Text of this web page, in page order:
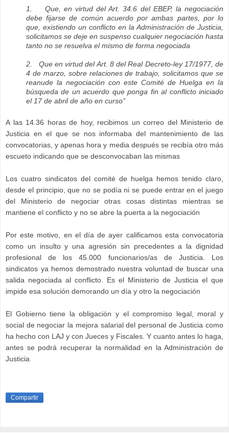
1. Que, en virtud del Art. 34.6 del EBEP, la negociación
debe fijarse de común acuerdo por ambas partes, por lo
que, existiendo un conflicto en la Administración de Justicia,
solicitamos se deje en suspenso cualquier negociación hasta
tanto no se resuelva el mismo de forma negociada
2. Que en virtud del Art. 8 del Real Decreto-ley 17/1977, de
4 de marzo, sobre relaciones de trabajo, solicitamos que se
reanude la negociación con este Comité de Huelga en la
búsqueda de un acuerdo que ponga fin al conflicto iniciado
el 17 de abril de año en curso”
A las 14.36 horas de hoy, recibimos un correo del Ministerio de
Justicia en el que se nos informaba del mantenimiento de las
convocatorias, y apenas hora y media después se recibía otro más
escueto indicando que se desconvocaban las mismas
Los cuatro sindicatos del comité de huelga hemos tenido claro,
desde el principio, que no se podía ni se puede entrar en el juego
del Ministerio de negociar otras cosas distintas mientras se
mantiene el conflicto y no se abre la puerta a la negociación
Por este motivo, en el día de ayer calificamos esta convocatoria
como un insulto y una agresión sin precedentes a la dignidad
profesional de los 45.000 funcionarios/as de Justicia. Los
sindicatos ya hemos demostrado nuestra voluntad de buscar una
salida negociada al conflicto. Es el Ministerio de Justicia el que
impide esa solución demorando un día y otro la negociación
El Gobierno tiene la obligación y el compromiso legal, moral y
social de negociar la mejora salarial del personal de Justicia como
ha hecho con LAJ y con Jueces y Fiscales. Y cuanto antes lo haga,
antes se podrá recuperar la normalidad en la Administración de
Justicia
Compartir